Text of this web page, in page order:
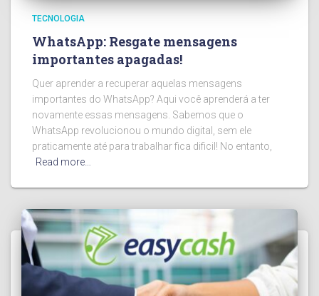
TECNOLOGIA
WhatsApp: Resgate mensagens
importantes apagadas!
Quer aprender a recuperar aquelas mensagens
importantes do WhatsApp? Aqui você aprenderá a ter
novamente essas mensagens. Sabemos que o
WhatsApp revolucionou o mundo digital, sem ele
praticamente até para trabalhar fica dificil! No entanto,
Read more…